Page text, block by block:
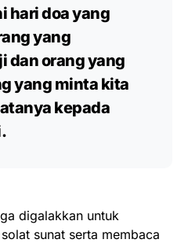
hari doa yang
yang
dan orang yang
yang minta kita
kepada
digalakkan untuk
sunat serta membaca